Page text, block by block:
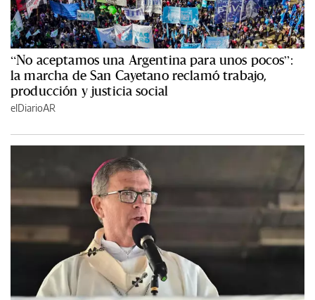
“No aceptamos una Argentina para unos pocos”:
la marcha de San Cayetano reclamó trabajo,
producción y justicia social
elDiarioAR